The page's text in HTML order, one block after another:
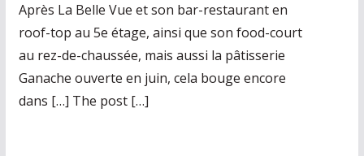
Après La Belle Vue et son bar-restaurant en
roof-top au 5e étage, ainsi que son food-court
au rez-de-chaussée, mais aussi la pâtisserie
Ganache ouverte en juin, cela bouge encore
dans […] The post […]